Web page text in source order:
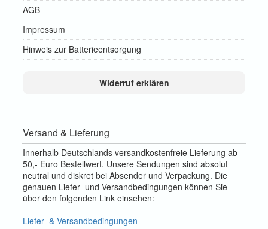
AGB
Impressum
Hinweis zur Batterieentsorgung
Widerruf erklären
Versand & Lieferung
Innerhalb Deutschlands versandkostenfreie Lieferung ab
50,- Euro Bestellwert. Unsere Sendungen sind absolut
neutral und diskret bei Absender und Verpackung. Die
genauen Liefer- und Versandbedingungen können Sie
über den folgenden Link einsehen:
Liefer- & Versandbedingungen